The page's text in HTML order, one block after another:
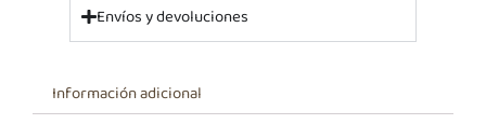
Envíos y devoluciones
Información adicional